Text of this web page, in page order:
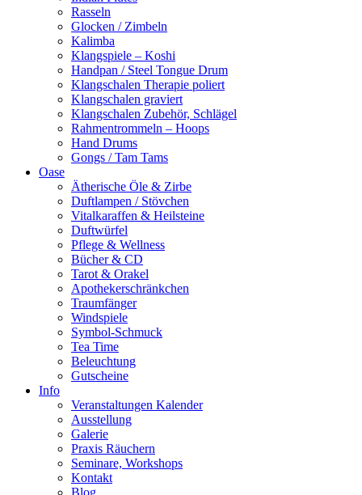
Rasseln
Glocken / Zimbeln
Kalimba
Klangspiele – Koshi
Handpan / Steel Tongue Drum
Klangschalen Therapie poliert
Klangschalen graviert
Klangschalen Zubehör, Schlägel
Rahmentrommeln – Hoops
Hand Drums
Gongs / Tam Tams
Oase
Ätherische Öle & Zirbe
Duftlampen / Stövchen
Vitalkaraffen & Heilsteine
Duftwürfel
Pflege & Wellness
Bücher & CD
Tarot & Orakel
Apothekerschränkchen
Traumfänger
Windspiele
Symbol-Schmuck
Tea Time
Beleuchtung
Gutscheine
Info
Veranstaltungen Kalender
Ausstellung
Galerie
Praxis Räuchern
Seminare, Workshops
Kontakt
Blog